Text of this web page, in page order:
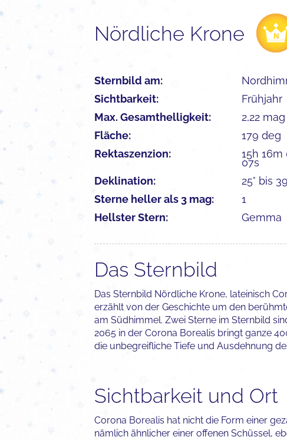
Nördliche Krone
Sternbild am:
Sichtbarkeit:
Frühjahr
Max. Gesamthelligkeit:
2,22 mag
Fläche:
179 deg
Rektaszenzion:
15h 16m
07s
Deklination:
25° bis
Sterne heller als 3 mag:
1
Hellster Stern:
Gemma
Das Sternbild
Das Sternbild Nördliche Krone, lateinisch
erzählt von der Geschichte um den
am Südhimmel. Zwei Sterne im Sternbild
2065 in der Corona Borealis bringt ganze
die unbegreifliche Tiefe und Ausdehnung
Sichtbarkeit und Ort
Corona Borealis hat nicht die Form einer
nämlich ähnlicher einer offenen Schüssel,